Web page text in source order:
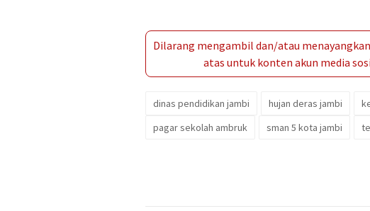
Dilarang mengambil dan/atau
atas untuk konten akun media
dinas pendidikan jambi hujan deras jambi
pagar sekolah ambruk
sman 5 kota jambi